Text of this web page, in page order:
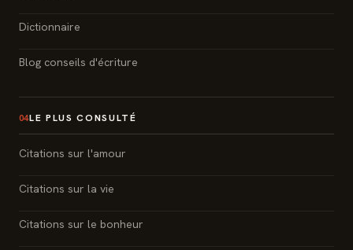
Dictionnaire
Blog conseils d'écriture
04LE PLUS CONSULTÉ
Citations sur l'amour
Citations sur la vie
Citations sur le bonheur